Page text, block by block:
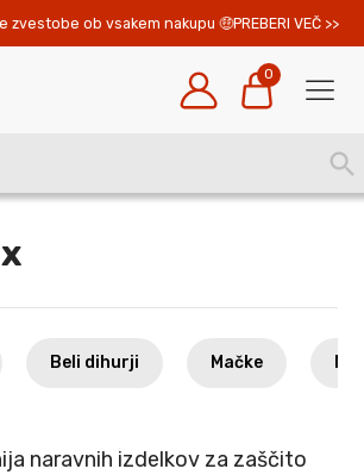
zvestobe ob vsakem nakupu PREBERI VEČ >>
0
Beli dihurji Mačke
naravnih izdelkov za zaščito